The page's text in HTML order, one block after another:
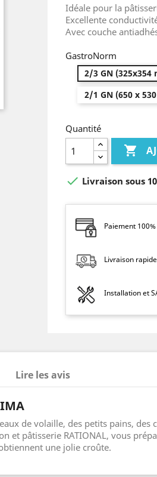
Idéale pour la
Excellente
Avec couche
GastroNorm
2/3 GN (325x354
2/1 GN (650 x
Quantité

 Livraison sous
Paiement
Livraison
Installation et
Lire les avis
de volaille, des petits pains, des
et pâtisserie RATIONAL, vous
une jolie croûte.